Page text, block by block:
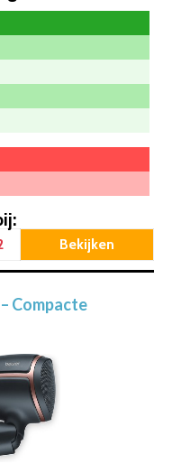
Bekijken
– Compacte